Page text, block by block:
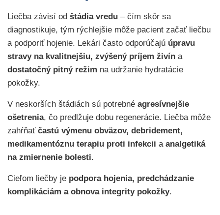
Liečba závisí od štádia vredu – čím skôr sa
diagnostikuje, tým rýchlejšie môže pacient začať liečbu
a podporiť hojenie. Lekári často odporúčajú úpravu
stravy na kvalitnejšiu, zvýšený príjem živín a
dostatočný pitný režim na udržanie hydratácie
pokožky.
V neskorších štádiách sú potrebné agresívnejšie
ošetrenia, čo predlžuje dobu regenerácie. Liečba môže
zahŕňať častú výmenu obväzov, debridement,
medikamentóznu terapiu proti infekcii a analgetiká
na zmiernenie bolesti.
Cieľom liečby je podpora hojenia, predchádzanie
komplikáciám a obnova integrity pokožky.